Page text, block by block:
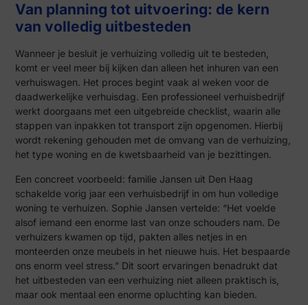
Van planning tot uitvoering: de kern
van volledig uitbesteden
Wanneer je besluit je verhuizing volledig uit te besteden,
komt er veel meer bij kijken dan alleen het inhuren van een
verhuiswagen. Het proces begint vaak al weken voor de
daadwerkelijke verhuisdag. Een professioneel verhuisbedrijf
werkt doorgaans met een uitgebreide checklist, waarin alle
stappen van inpakken tot transport zijn opgenomen. Hierbij
wordt rekening gehouden met de omvang van de verhuizing,
het type woning en de kwetsbaarheid van je bezittingen.
Een concreet voorbeeld: familie Jansen uit Den Haag
schakelde vorig jaar een verhuisbedrijf in om hun volledige
woning te verhuizen. Sophie Jansen vertelde: “Het voelde
alsof iemand een enorme last van onze schouders nam. De
verhuizers kwamen op tijd, pakten alles netjes in en
monteerden onze meubels in het nieuwe huis. Het bespaarde
ons enorm veel stress.” Dit soort ervaringen benadrukt dat
het uitbesteden van een verhuizing niet alleen praktisch is,
maar ook mentaal een enorme opluchting kan bieden.